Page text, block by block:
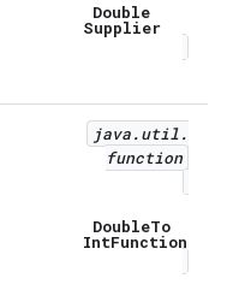
Double
Supplier
java.util.
function
DoubleTo
IntFunction